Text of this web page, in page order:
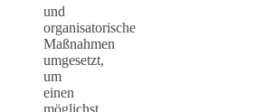
und
organisatorische
Maßnahmen
umgesetzt,
um
einen